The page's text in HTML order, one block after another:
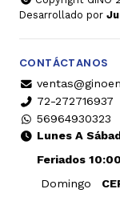
Desarrollado por
CONTÁCTANOS
72-272716937
56964930323
Lunes A
Feriados
Domingo